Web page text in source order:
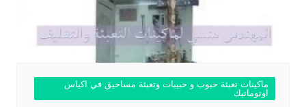
ماكينات تعبئة حبوب و حبيبات وتعبئة مساحيق في اكياس
اوتوماتيك